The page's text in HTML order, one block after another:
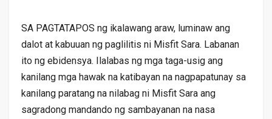
SA PAGTATAPOS ng ikalawang araw, luminaw ang
dalot at kabuuan ng paglilitis ni Misfit Sara. Labanan
ito ng ebidensya. Ilalabas ng mga taga-usig ang
kanilang mga hawak na katibayan na nagpapatunay sa
kanilang paratang na nilabag ni Misfit Sara ang
sagradong mandando ng sambayanan na nasa